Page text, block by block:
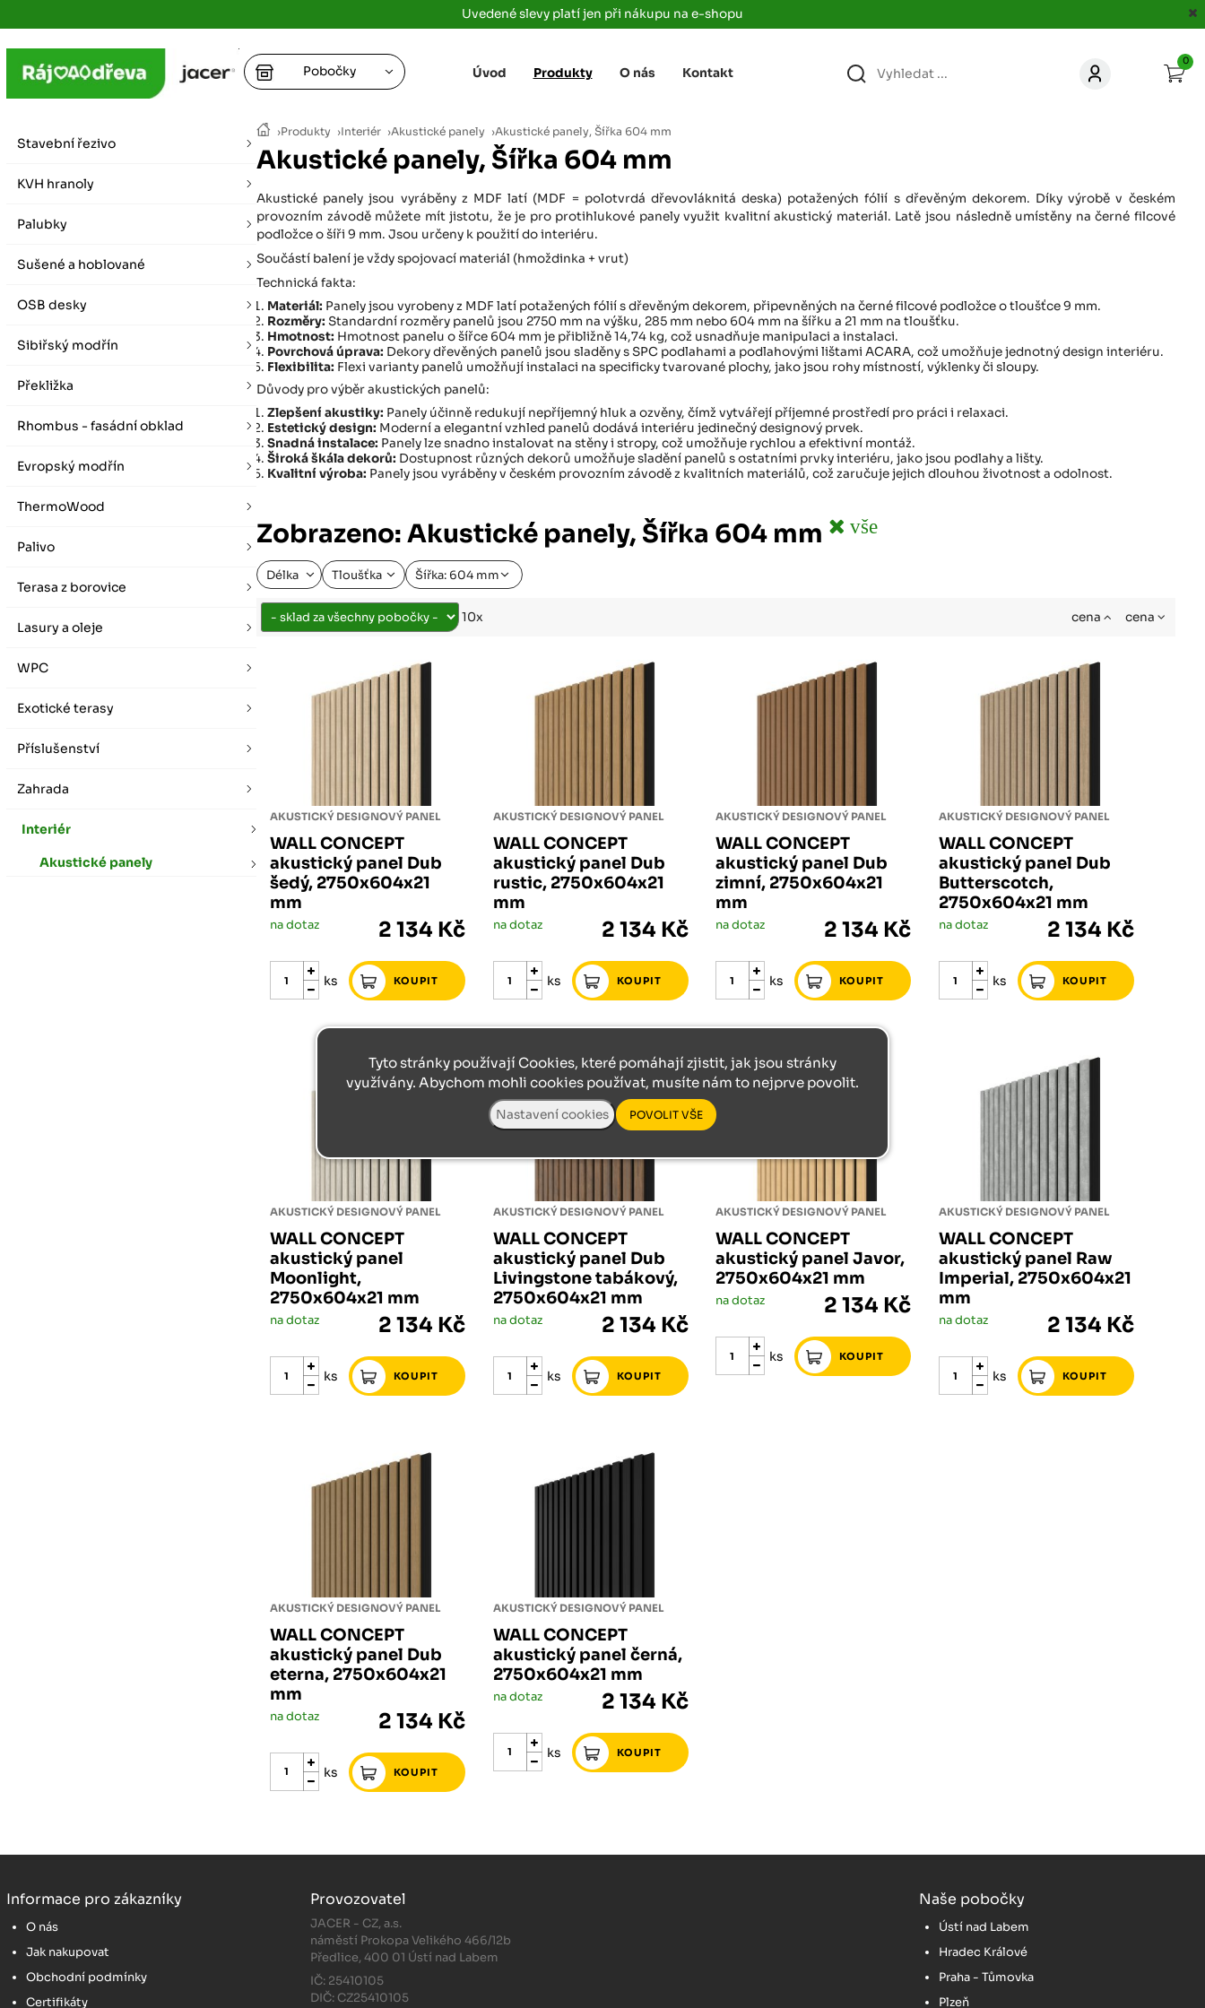
Uvedené slevy platí jen při nákupu na e-shopu
›Produkty ›Interiér ›Akustické panely ›Akustické panely, Šířka 604 mm
Akustické panely, Šířka 604 mm
Akustické panely jsou vyráběny z MDF latí (MDF = polotvrdá dřevovláknitá deska) potažených fólií s dřevěným dekorem. Díky výrobě v českém
provozním závodě můžete mít jistotu, že je pro protihlukové panely využit kvalitní akustický materiál. Latě jsou následně umístěny na černé filcové
podložce o šíři 9 mm. Jsou určeny k použití do interiéru.
Součástí balení je vždy spojovací materiál (hmoždinka + vrut)
Technická fakta:
Materiál: Panely jsou vyrobeny z MDF latí potažených fólií s dřevěným dekorem, připevněných na černé filcové podložce o tloušťce 9 mm.
Rozměry:Standardní rozměry panelů jsou 2750 mm na výšku, 285 mm nebo 604 mm na šířku a 21 mm na tloušťku.
Hmotnost: Hmotnost panelu o šířce 604 mm je přibližně 14,74 kg, což usnadňuje manipulaci a instalaci.
Povrchová úprava: Dekory dřevěných panelů jsou sladěny s SPC podlahami a podlahovými lištami ACARA, což umožňuje jednotný design interiéru.
Flexibilita: Flexi varianty panelů umožňují instalaci na specificky tvarované plochy, jako jsou rohy místností, výklenky či sloupy.
Důvody pro výběr akustických panelů:
Zlepšení akustiky: Panely účinně redukují nepříjemný hluk a ozvěny, čímž vytvářejí příjemné prostředí pro práci i relaxaci.
Estetický design: Moderní a elegantní vzhled panelů dodává interiéru jedinečný designový prvek.
Snadná instalace: Panely lze snadno instalovat na stěny i stropy, což umožňuje rychlou a efektivní montáž.
Široká škála dekorů: Dostupnost různých dekorů umožňuje sladění panelů s ostatními prvky interiéru, jako jsou podlahy a lišty.
Kvalitní výroba: Panely jsou vyráběny v českém provozním závodě z kvalitních materiálů, což zaručuje jejich dlouhou životnost a odolnost.
Zobrazeno: Akustické panely, Šířka 604 mm vše
Délka Tloušťka Šířka: 604 mm
10x cena cena
AKUSTICKÝ DESIGNOVÝ PANEL
WALL CONCEPT
akustický panel Dub
šedý, 2750x604x21
mm
na dotaz 2 134 Kč
ks
AKUSTICKÝ DESIGNOVÝ PANEL
WALL CONCEPT
akustický panel Dub
rustic, 2750x604x21
mm
na dotaz 2 134 Kč
ks
AKUSTICKÝ DESIGNOVÝ PANEL
WALL CONCEPT
akustický panel Dub
zimní, 2750x604x21
mm
na dotaz 2 134 Kč
ks
AKUSTICKÝ DESIGNOVÝ PANEL
WALL CONCEPT
akustický panel Dub
Butterscotch,
2750x604x21 mm
na dotaz 2 134 Kč
ks
AKUSTICKÝ DESIGNOVÝ PANEL
WALL CONCEPT
akustický panel
Moonlight,
2750x604x21 mm
na dotaz 2 134 Kč
ks
AKUSTICKÝ DESIGNOVÝ PANEL
WALL CONCEPT
akustický panel Dub
Livingstone tabákový,
2750x604x21 mm
na dotaz 2 134 Kč
ks
AKUSTICKÝ DESIGNOVÝ PANEL
WALL CONCEPT
akustický panel Javor,
2750x604x21 mm
na dotaz 2 134 Kč
ks
AKUSTICKÝ DESIGNOVÝ PANEL
WALL CONCEPT
akustický panel Raw
Imperial, 2750x604x21
mm
na dotaz 2 134 Kč
ks
AKUSTICKÝ DESIGNOVÝ PANEL
WALL CONCEPT
akustický panel Dub
eterna, 2750x604x21
mm
na dotaz 2 134 Kč
ks
AKUSTICKÝ DESIGNOVÝ PANEL
WALL CONCEPT
akustický panel černá,
2750x604x21 mm
na dotaz 2 134 Kč
ks
Stavební řezivo
KVH hranoly
Palubky
Sušené a hoblované
OSB desky
Sibiřský modřín
Překližka
Rhombus - fasádní obklad
Evropský modřín
ThermoWood
Palivo
Terasa z borovice
Lasury a oleje
WPC
Exotické terasy
Příslušenství
Zahrada
Interiér
Akustické panely
Úvod Produkty O nás Kontakt
0
Pobočky
+
+
Letní otevírací doba (březen - říjen)
Po-Pá 07:00 - 16:00, So 08:00 - 12:00 (ne Liberec)
Zimní otevírací doba (listopad - únor)
Po-Pá 08:00 - 16:00, So 08:00 - 12:00 (ne Liberec)
vybírat zde
(parkoviště MAKRO)
Ústí nad Labem, 400 01
vybírat zde
Rovná 181
Březhrad, Hradec Králové, 503 32
rajdrevahradec
jacer.cz
Praha
vybírat zde
Tůmovka 110
(Za čerpací stanicí TANK ONO)
Plzeň
vybírat zde
Rokycanská 2656/2,
(parkoviště Albert)
Plzeň 4, 301 00
+420 603 162 667
rajdrevaplzen
jacer.cz
KONTAKT
Liberec
vybírat zde
Partyzánská
Růžodol XI – Liberec, 460 01
Informace pro zákazníky
O nás
Jak nakupovat
Obchodní podmínky
Certifikáty
Provozovatel
JACER - CZ, a.s.
náměstí Prokopa Velikého 466/12b
Předlice, 400 01 Ústí nad Labem
IČ: 25410105
DIČ: CZ25410105
Naše pobočky
Ústí nad Labem
Hradec Králové
Praha - Tůmovka
Plzeň
Tyto stránky používají Cookies, které pomáhají zjistit, jak jsou stránky
využívány. Abychom mohli cookies používat, musíte nám to nejprve povolit.